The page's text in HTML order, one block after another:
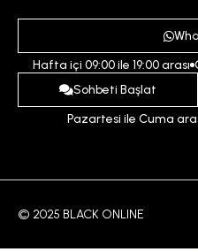
Ödeme ve Teslimat Koşulları
İptal ve İade Koşulları
İndirim
Hafta içi 09:00 ile 19:00 arası
Sohbeti Başlat
Pazartesi ile Cuma
© 2025 BLACK ONLINE